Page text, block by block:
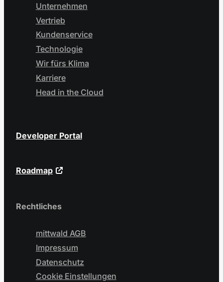
Unternehmen
Vertrieb
Kundenservice
Technologie
Wir fürs Klima
Karriere
Head in the Cloud
Developer Portal
Roadmap
Rechtliches
mittwald AGB
Impressum
Datenschutz
Cookie Einstellungen